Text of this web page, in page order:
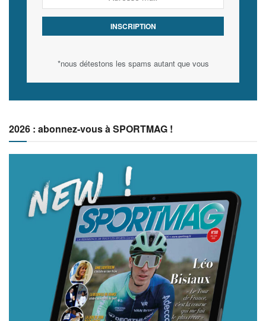
*nous détestons les spams autant que vous
2026 : abonnez-vous à SPORTMAG !